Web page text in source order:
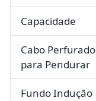
Capacidade
Cabo Perfurado
para Pendurar
Fundo Indução